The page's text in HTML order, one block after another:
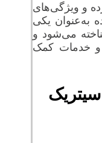
و ویژگی‌های
به‌عنوان یکی
می‌شود و
و خدمات کمک
سیتریک